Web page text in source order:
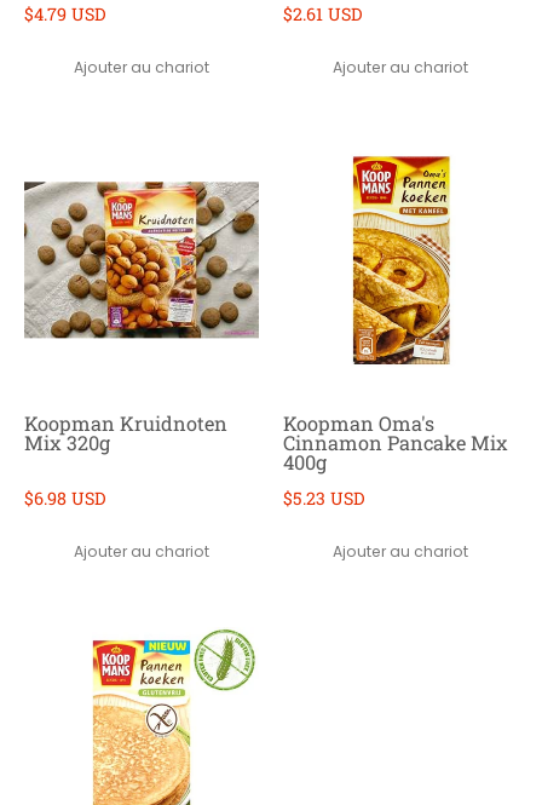
$4.79 USD
Ajouter au chariot
$2.61 USD
Ajouter au chariot
Koopman Kruidnoten
Mix 320g
$6.98 USD
Ajouter au chariot
Koopman Oma's
Cinnamon Pancake Mix
400g
$5.23 USD
Ajouter au chariot